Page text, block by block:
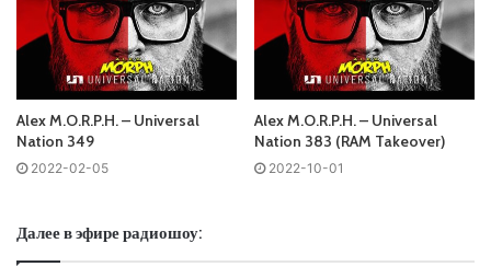
Понравился выпуск?
Ваша оценка:4.55 (1votes)
Alex M.O.R.P.H. – Universal
Nation 349
2022-02-05
Alex M.O.R.P.H. – Universal
Nation 383 (RAM Takeover)
2022-10-01
Далее в эфире радиошоу: